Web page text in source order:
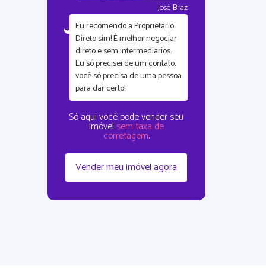
José Braz
Eu recomendo a Proprietário
Direto sim!É melhor negociar
direto e sem intermediários.
Eu só precisei de um contato,
você só precisa de uma pessoa
para dar certo!
Só aqui você pode vender seu
imóvel sem taxa de
corretagem.
Vender meu imóvel agora